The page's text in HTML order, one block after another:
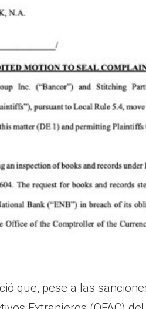
que, pese a las